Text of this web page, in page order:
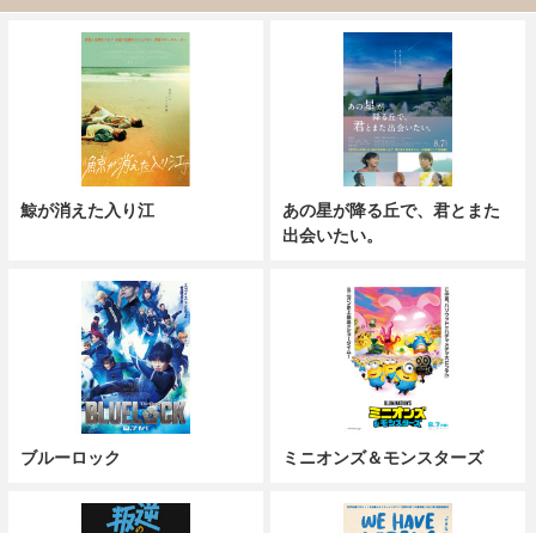
鯨が消えた入り江
あの星が降る丘で、君とまた
出会いたい。
ブルーロック ミニオンズ＆モンスターズ